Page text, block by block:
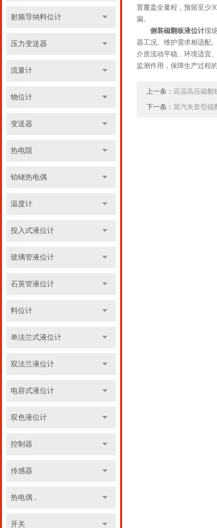
射频导纳料位计
压力变送器
流量计
物位计
变送器
热电阻
铂铑热电偶
温度计
投入式液位计
玻璃管液位计
石英管液位计
料位计
单法兰式液位计
双法兰液位计
电容式液位计
双色液位计
控制器
传感器
热电偶 .
开关
置覆盖全量程，预留至少
漏。
侧装磁翻板液位计现
器工况、维护需求相适配
介质流动平稳、环境适宜
监测作用，保障生产过程
上一条： 高温高压磁翻
下一条： 蒸汽夹套型磁